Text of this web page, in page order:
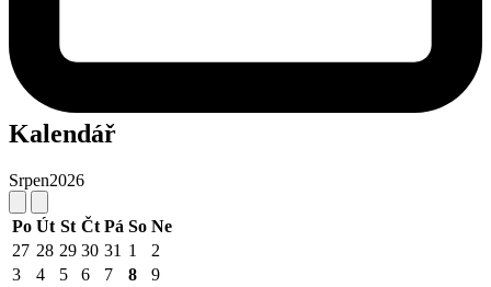
Kalendář
Srpen2026
Po Út St Čt Pá So Ne
27 28 29 30 31 1
2
3
4 5 6 7 8
9